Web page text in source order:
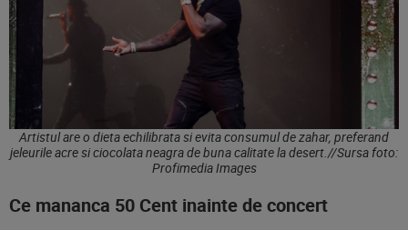
Artistul are o dieta echilibrata si evita consumul de zahar, preferand
jeleurile acre si ciocolata neagra de buna calitate la desert.//Sursa foto:
Profimedia Images
Ce mananca 50 Cent inainte de concert